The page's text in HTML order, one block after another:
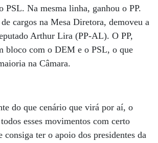
PSL. Na mesma linha, ganhou o PP.
cargos na Mesa Diretora, demoveu a
Arthur Lira (PP-AL). O PP,
bloco com o DEM e o PSL, o que
na Câmara.
do que cenário que virá por aí, o
esses movimentos com certo
consiga ter o apoio dos presidentes da